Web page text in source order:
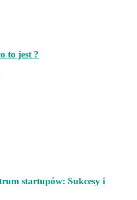
to jest ?
startupów: Sukcesy i